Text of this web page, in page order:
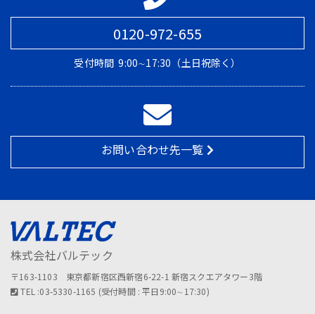
0120-972-655
受付時間 9:00∼17:30（土日祝除く）
お問い合わせ先一覧
株式会社バルテック
〒163-1103 東京都新宿区西新宿6-22-1 新宿スクエアタワー3階
TEL :03-5330-1165 (受付時間 : 平日9:00∼17:30)